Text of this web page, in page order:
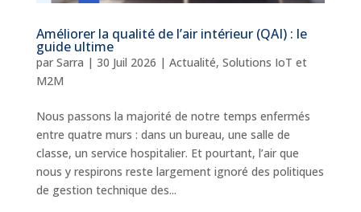
Améliorer la qualité de l’air intérieur (QAI) : le
guide ultime
par Sarra | 30 Juil 2026 | Actualité, Solutions IoT et
M2M
Nous passons la majorité de notre temps enfermés
entre quatre murs : dans un bureau, une salle de
classe, un service hospitalier. Et pourtant, l’air que
nous y respirons reste largement ignoré des politiques
de gestion technique des...